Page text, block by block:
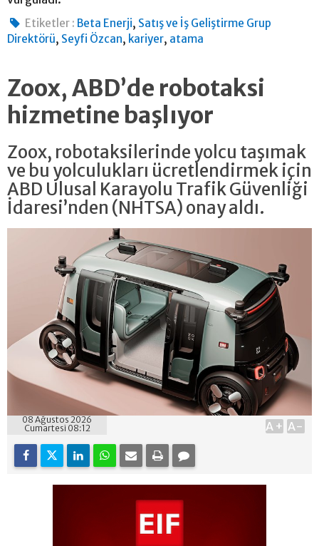
Etiketler : Beta Enerji, Satış ve İş Geliştirme Grup
Direktörü, Seyfi Özcan, kariyer, atama
Zoox, ABD’de robotaksi
hizmetine başlıyor
Zoox, robotaksilerinde yolcu taşımak
ve bu yolculukları ücretlendirmek için
ABD Ulusal Karayolu Trafik Güvenliği
İdaresi’nden (NHTSA) onay aldı.
08 Ağustos 2026
Cumartesi 08:12
A+ A-